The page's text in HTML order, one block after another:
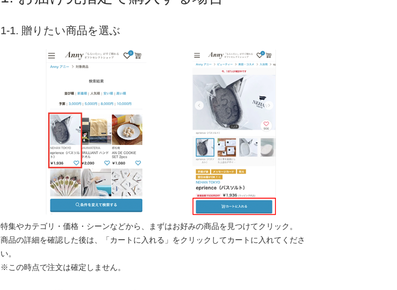
1-1. 贈りたい商品を選ぶ
特集やカテゴリ・価格・シーンなどから、まずはお好みの商品を見つけてクリック。
商品の詳細を確認した後は、
「カートに入れる」
をクリックしてカートに入れてくださ
い。
※この時点で注文は確定しません。